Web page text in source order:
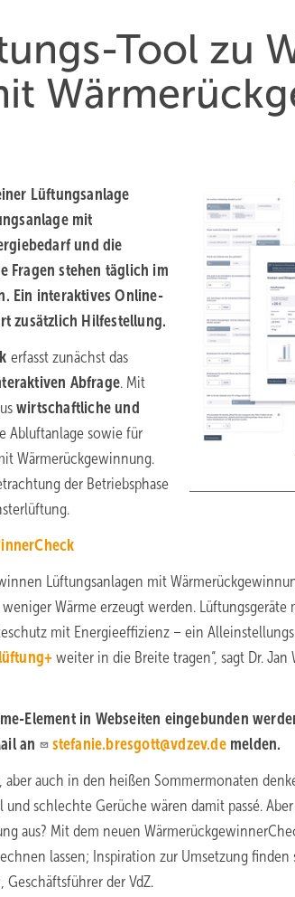
Tool zu
Lüftungsanlage
mit
und die
Fragen stehen täglich im
Ein interaktives Online-
zusätzlich Hilfestellung.
erfasst zunächst das
Abfrage. Mit
wirtschaftliche und
Abluftanlage sowie für
Wärmerückgewinnung.
der Betriebsphase
Lüftungsanlagen mit
Wärme erzeugt werden.
mit Energieeffizienz – ein
weiter in die Breite tragen“, sagt Dr.
Element in Webseiten eingebunden
an
stefanie.bresgott@vdzev.demelden.
aber auch in den heißen Sommermonaten
schlechte Gerüche wären damit passé.
aus? Mit dem neuen
lassen; Inspiration zur Umsetzung
Geschäftsführer der VdZ.